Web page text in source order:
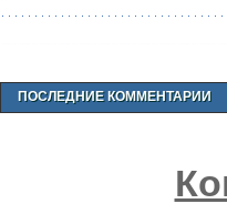
ПОСЛЕДНИЕ КОММЕНТАРИИ